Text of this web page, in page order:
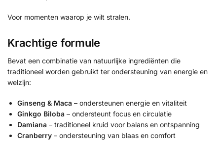
Voor momenten waarop je wilt stralen.
Krachtige formule
Bevat een combinatie van natuurlijke ingrediënten die
traditioneel worden gebruikt ter ondersteuning van energie en
welzijn:
Ginseng & Maca – ondersteunen energie en vitaliteit
Ginkgo Biloba – ondersteunt focus en circulatie
Damiana – traditioneel kruid voor balans en ontspanning
Cranberry – ondersteuning van blaas en comfort